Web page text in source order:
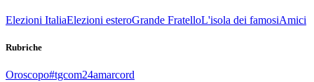
Elezioni ItaliaElezioni esteroGrande FratelloL'isola dei famosiAmici
Rubriche
Oroscopo#tgcom24amarcord